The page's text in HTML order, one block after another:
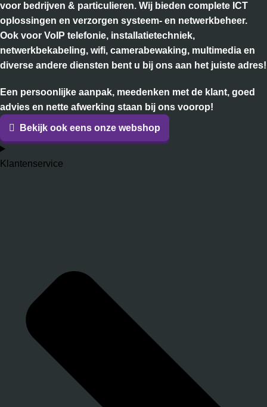
voor bedrijven & particulieren. Wij bieden complete ICT
oplossingen en verzorgen systeem- en netwerkbeheer.
Ook voor VoIP telefonie, installatietechniek,
netwerkbekabeling, wifi, camerabewaking, multimedia en
diverse andere diensten bent u bij ons aan het juiste adres!
Een persoonlijke aanpak, meedenken met de klant, goed
advies en nette afwerking staan bij ons voorop!
Bekijk ook eens onze webshop
Klantenservice